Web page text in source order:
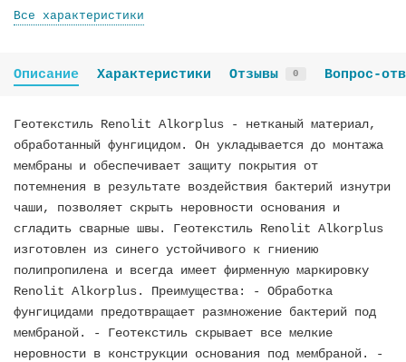
Все характеристики
Описание Характеристики Отзывы 0 Вопрос-
Геотекстиль Renolit Alkorplus - нетканый материал,
обработанный фунгицидом. Он укладывается до монтажа
мембраны и обеспечивает защиту покрытия от
потемнения в результате воздействия бактерий изнутри
чаши, позволяет скрыть неровности основания и
сгладить сварные швы. Геотекстиль Renolit Alkorplus
изготовлен из синего устойчивого к гниению
полипропилена и всегда имеет фирменную маркировку
Renolit Alkorplus. Преимущества: - Обработка
фунгицидами предотвращает размножение бактерий под
мембраной. - Геотекстиль скрывает все мелкие
неровности в конструкции основания под мембраной. -